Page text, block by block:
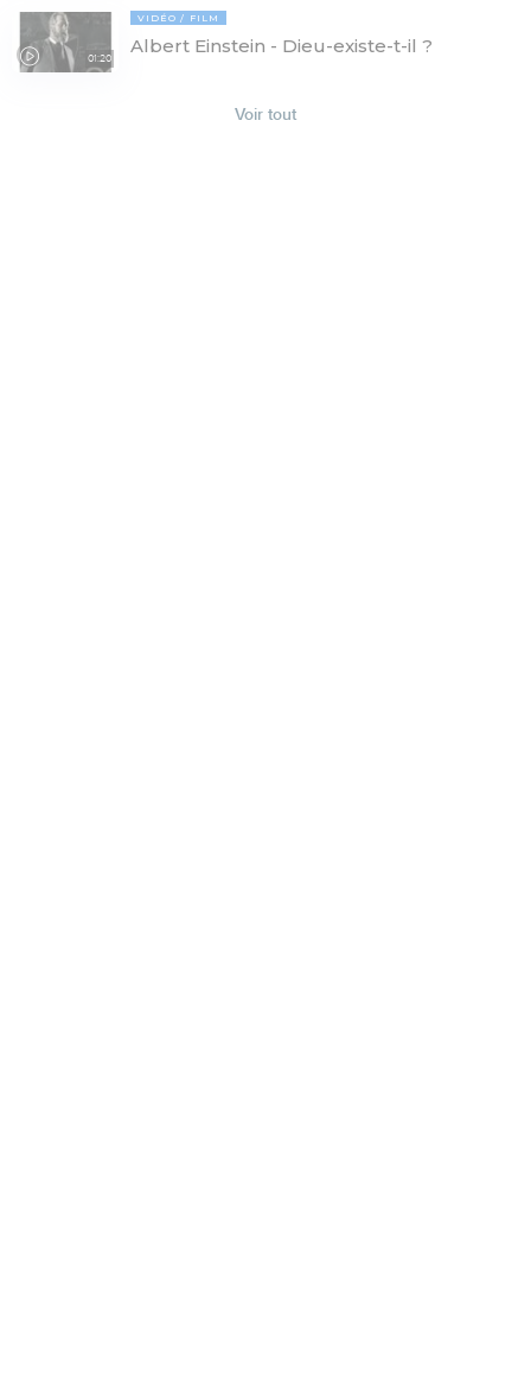
01:20
VIDÉO FILM
Albert Einstein - Dieu-existe-t-il ?
Voir tout